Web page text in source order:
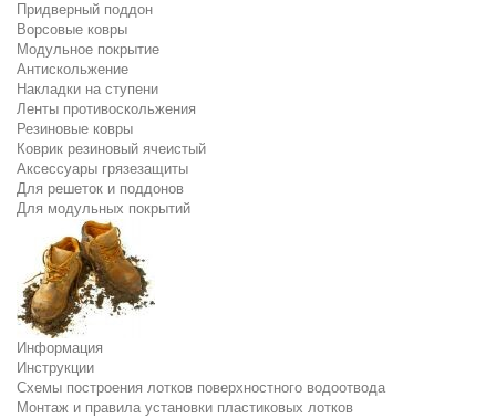
Придверный поддон
Ворсовые ковры
Модульное покрытие
Антискольжение
Накладки на ступени
Ленты противоскольжения
Резиновые ковры
Коврик резиновый ячеистый
Аксессуары грязезащиты
Для решеток и поддонов
Для модульных покрытий
Информация
Инструкции
Схемы построения лотков поверхностного водоотвода
Монтаж и правила установки пластиковых лотков